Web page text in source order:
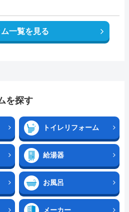
ム一覧を見る
を探す
トイレリフォーム
給湯器
お風呂
メーカー